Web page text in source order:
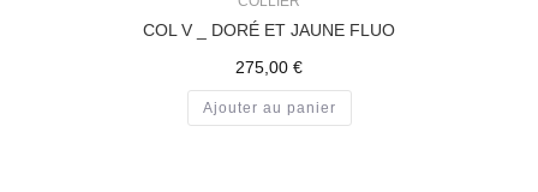
COL V _ DORÉ ET JAUNE FLUO
275,00 €
Ajouter au panier